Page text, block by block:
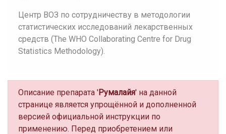
Центр ВОЗ по сотрудничеству в методологии
статистических исследований лекарственных
средств (The WHO Collaborating Centre for Drug
Statistics Methodology).
Описание препарата 'Румалайя' на данной
странице является упрощённой и дополненной
версией официальной инструкции по
применению. Перед приобретением или